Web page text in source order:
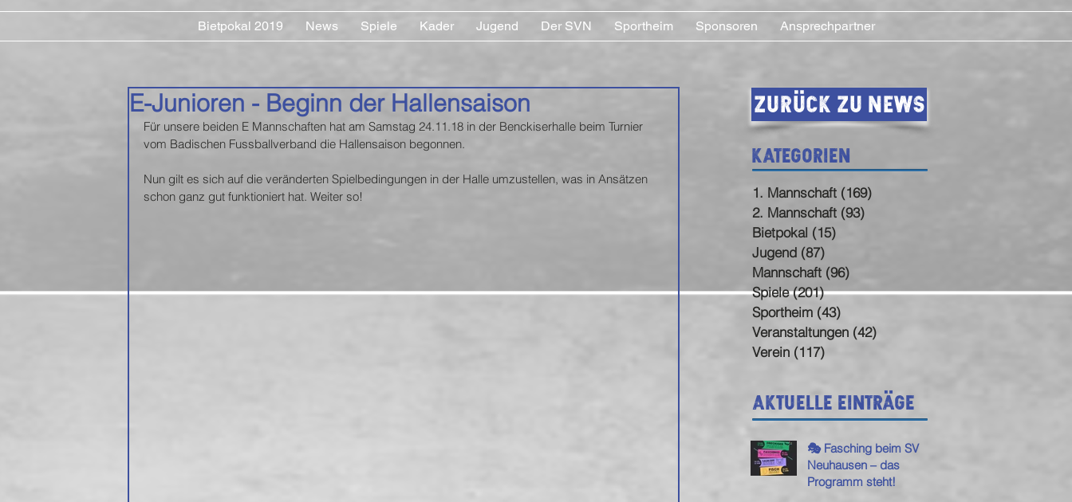
Bietpokal 2019 News Spiele Kader Jugend Der SVN Sportheim Sponsoren Ansprechpartner
E-Junioren - Beginn der Hallensaison
Für unsere beiden E Mannschaften hat am Samstag 24.11.18 in der Benckiserhalle beim Turnier
vom Badischen Fussballverband die Hallensaison begonnen.
Nun gilt es sich auf die veränderten Spielbedingungen in der Halle umzustellen, was in Ansätzen
schon ganz gut funktioniert hat. Weiter so!
Zurück zu News
Kategorien
1. Mannschaft (169)
2. Mannschaft (93)
Bietpokal (15)
Jugend (87)
Mannschaft (96)
Spiele (201)201 Beiträge
Sportheim (43)
Veranstaltungen (42)
Verein (117)
Aktuelle Einträge
🎭 Fasching beim SV
Neuhausen – das
Programm steht!